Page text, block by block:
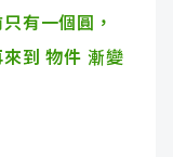
有一個圓，
到 物件 漸變